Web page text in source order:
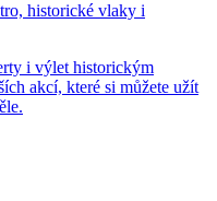
historické vlaky i
i výlet historickým
akcí, které si můžete užít